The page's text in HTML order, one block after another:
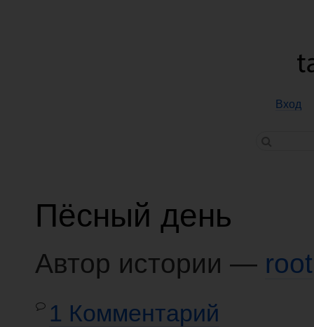
Вход
Пёсный день
Автор истории — root
1 Комментарий